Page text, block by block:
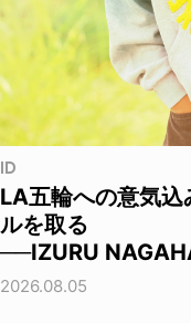
ID
LA五輪への意気
ルを取る
──IZURU
2026.08.05